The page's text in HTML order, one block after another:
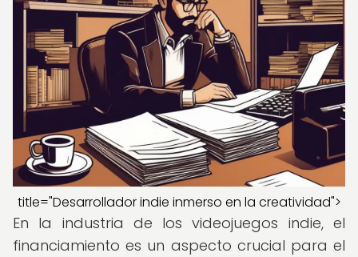
title="Desarrollador indie inmerso en la creatividad">
En la industria de los videojuegos indie, el
financiamiento es un aspecto crucial para el